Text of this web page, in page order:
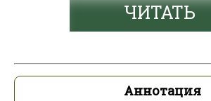
ЧИТАТЬ
Аннотация